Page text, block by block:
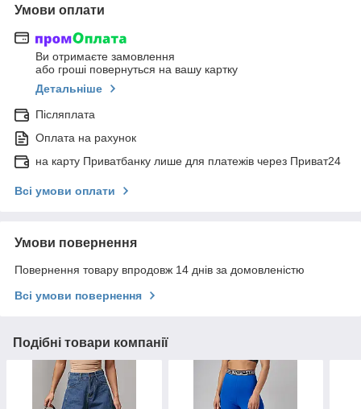
Умови оплати
Ви отримаєте замовлення
або гроші повернуться на вашу картку
Детальніше
Післяплата
Оплата на рахунок
на карту Приватбанку лише для платежів через Приват24
Всі умови оплати
Умови повернення
Повернення товару впродовж 14 днів за домовленістю
Всі умови повернення
Подібні товари компанії